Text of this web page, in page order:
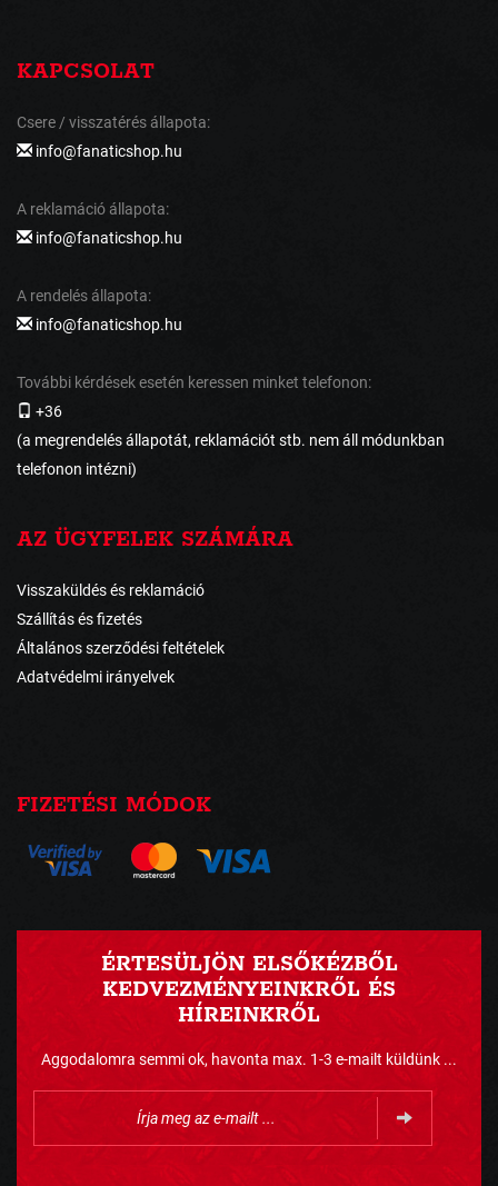
KAPCSOLAT
Csere / visszatérés állapota:
info@fanaticshop.hu
A reklamáció állapota:
info@fanaticshop.hu
A rendelés állapota:
info@fanaticshop.hu
További kérdések esetén keressen minket telefonon:
+36
(a megrendelés állapotát, reklamációt stb. nem áll módunkban
telefonon intézni)
AZ ÜGYFELEK SZÁMÁRA
Visszaküldés és reklamáció
Szállítás és fizetés
Általános szerződési feltételek
Adatvédelmi irányelvek
FIZETÉSI MÓDOK
ÉRTESÜLJÖN ELSŐKÉZBŐL
KEDVEZMÉNYEINKRŐL ÉS
HÍREINKRŐL
Aggodalomra semmi ok, havonta max. 1-3 e-mailt küldünk ...